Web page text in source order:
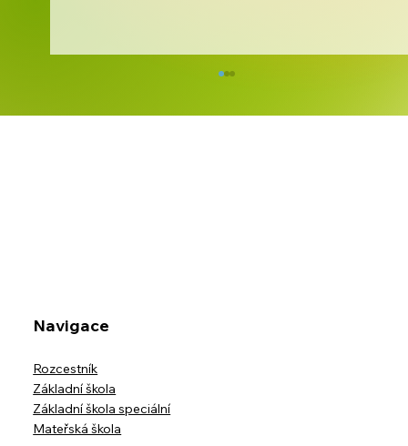
Navigace
Rozcestník
Základní škola
Základní škola speciální
Mateřská škola